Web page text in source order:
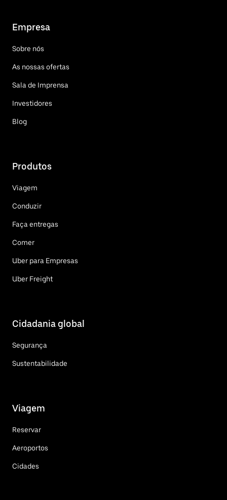
Empresa
Sobre nós
As nossas ofertas
Sala de Imprensa
Investidores
Blog
Produtos
Viagem
Conduzir
Faça entregas
Comer
Uber para Empresas
Uber Freight
Cidadania global
Segurança
Sustentabilidade
Viagem
Reservar
Aeroportos
Cidades